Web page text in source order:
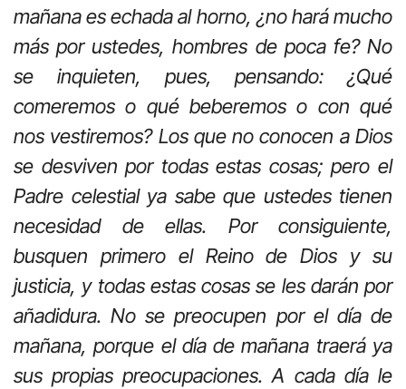
mañana es echada al horno, ¿no hará mucho
más por ustedes, hombres de poca fe? No
se inquieten, pues, pensando: ¿Qué
comeremos o qué beberemos o con qué
nos vestiremos? Los que no conocen a Dios
se desviven por todas estas cosas; pero el
Padre celestial ya sabe que ustedes tienen
necesidad de ellas. Por consiguiente,
busquen primero el Reino de Dios y su
justicia, y todas estas cosas se les darán por
añadidura. No se preocupen por el día de
mañana, porque el día de mañana traerá ya
sus propias preocupaciones. A cada día le